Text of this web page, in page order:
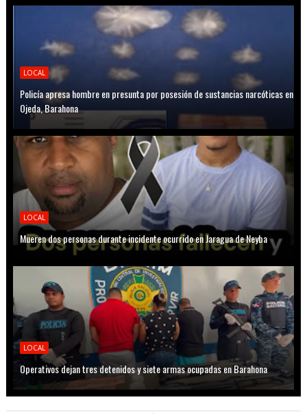
LOCAL
Policía apresa hombre en presunta por posesión de sustancias narcóticas en
Ojeda, Barahona
LOCAL
Mueren dos personas durante incidente ocurrido en Jaragua de Neyba
LOCAL
Operativos dejan tres detenidos y siete armas ocupadas en Barahona